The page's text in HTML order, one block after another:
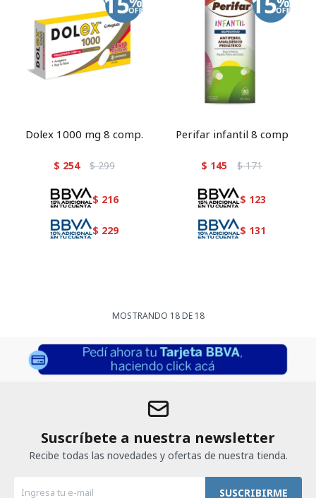
Dolex 1000 mg 8 comp.
$ 254 $ 299
$ 216
$ 229
Perifar infantil 8 comp
$ 145 $ 171
$ 123
$ 131
MOSTRANDO 18DE 18
Suscríbete a nuestra newsletter
Recibe todas las novedades y ofertas de nuestra tienda.
SUSCRIBIRME